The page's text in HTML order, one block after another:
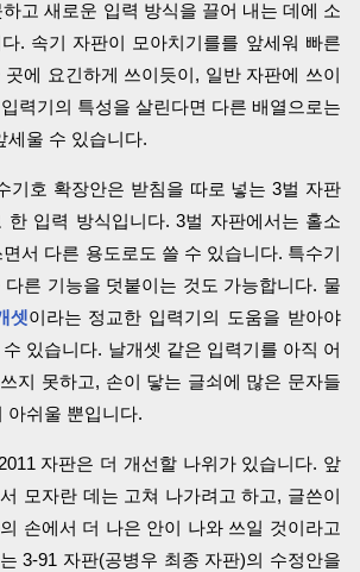
고 새로운 입력 방식을 끌어 내는 데에 소
. 속기 자판이 모아치기를를 앞세워 빠른
에 요긴하게 쓰이듯이, 일반 자판에 쓰이
력기의 특성을 살린다면 다른 배열으로는
세울 수 있습니다.
기호 확장안은 받침을 따로 넣는 3벌 자판
한 입력 방식입니다. 3벌 자판에서는 홀소
서 다른 용도로도 쓸 수 있습니다. 특수기
른 기능을 덧붙이는 것도 가능합니다. 물
셋이라는 정교한 입력기의 도움을 받아야
있습니다. 날개셋 같은 입력기를 아직 어
지 못하고, 손이 닿는 글쇠에 많은 문자들
아쉬울 뿐입니다.
자판은 더 개선할 나위가 있습니다. 앞
모자란 데는 고쳐 나가려고 하고, 글쓴이
손에서 더 나은 안이 나와 쓰일 것이라고
3-91 자판(공병우 최종 자판)의 수정안을